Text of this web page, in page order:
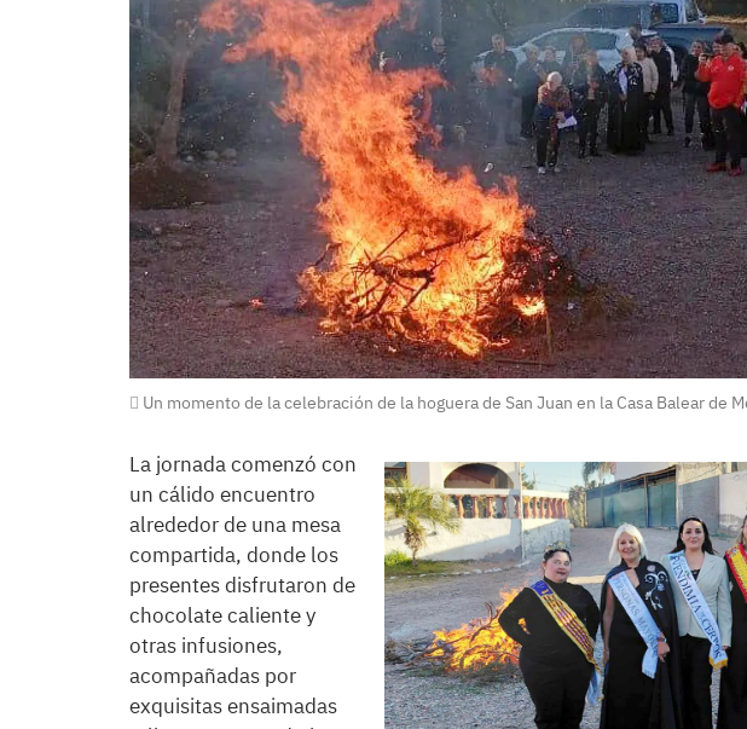
Un momento de la celebración de la hoguera de San Juan en la Casa Balear de
La jornada comenzó con
un cálido encuentro
alrededor de una mesa
compartida, donde los
presentes disfrutaron de
chocolate caliente y
otras infusiones,
acompañadas por
exquisitas ensaimadas